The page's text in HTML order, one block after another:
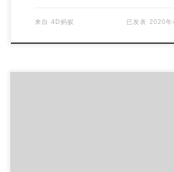
来自 4D蚂蚁 已发表 2020年